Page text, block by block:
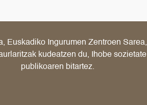
Euskadiko Ingurumen Zentroen Sarea,
kudeatzen du, Ihobe sozietate
publikoaren bitartez.